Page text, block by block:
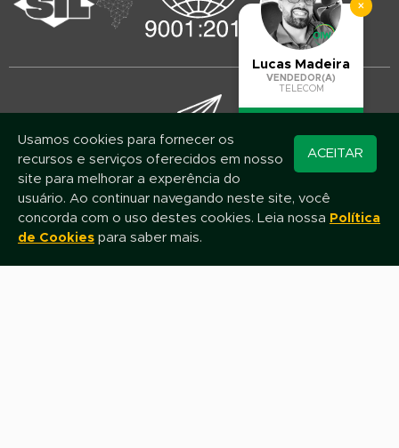
Mantenha-se atualizado!
Assine nossa newsletter e fique por dentro das novidades e promoções
Nome
×
Lucas Madeira
VENDEDOR(A)
TELECOM
Converse pelo
WhatsApp
ACEITAR
Usamos cookies para fornecer os
recursos e serviços oferecidos em nosso
site para melhorar a experência do
usuário. Ao continuar navegando neste site, você
concorda com o uso destes cookies. Leia nossa Política
de Cookies para saber mais.